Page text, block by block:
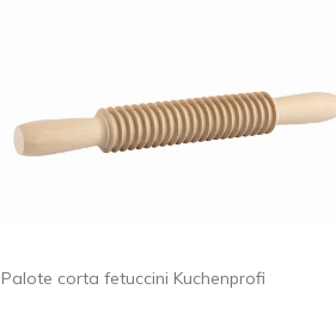
Palote corta fetuccini Kuchenprofi